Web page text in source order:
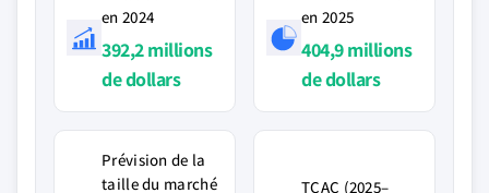
en 2024
392,2 millions
de dollars
en 2025
404,9 millions
de dollars
Prévision de la
taille du marché
TCAC (2025–